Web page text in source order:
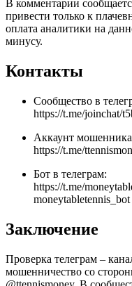
В комментарии
привести только к
оплата аналитики на
минусу.
Контакты
Сообщество в
https://t.me/joinchat/
Аккаунт
https://t.me/
Бот в телеграм:
https://t.me/
moneytabletennis_bot
Заключение
Проверка телеграм –
мошенничество со